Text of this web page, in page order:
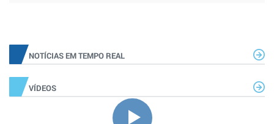
NOTÍCIAS EM TEMPO REAL
VÍDEOS